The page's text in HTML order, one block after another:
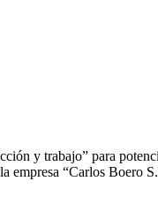
empresa “Carlos Boero